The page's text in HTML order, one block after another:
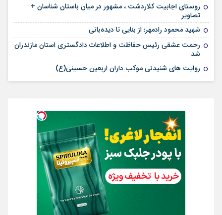
روستای اجابیت کلاردشت ، مشهور در میان باستان شناسان +
تصاویر
شهید محمود رادمهر؛ از بنایی تا دیده‌بانی
رحمت عشقی رئیس حفاظت و اطلاعات دادگستری استان مازندران
شد
روایت های شنیدنی موکب داران اربعین حسینی(ع)